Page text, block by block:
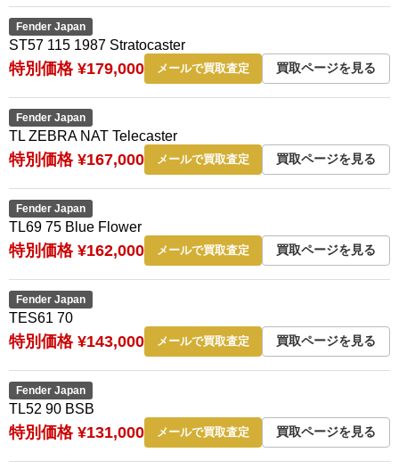
Fender Japan
ST57 115 1987 Stratocaster
特別価格 ¥179,000 メールで買取査定 買取ページを見る
Fender Japan
TL ZEBRA NAT Telecaster
特別価格 ¥167,000 メールで買取査定 買取ページを見る
Fender Japan
TL69 75 Blue Flower
特別価格 ¥162,000 メールで買取査定 買取ページを見る
Fender Japan
TES61 70
特別価格 ¥143,000 メールで買取査定 買取ページを見る
Fender Japan
TL52 90 BSB
特別価格 ¥131,000 メールで買取査定 買取ページを見る